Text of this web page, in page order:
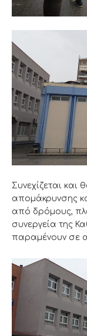
Συνεχίζεται και
απομάκρυνσης
από δρόμους,
συνεργεία της
παραμένουν σε